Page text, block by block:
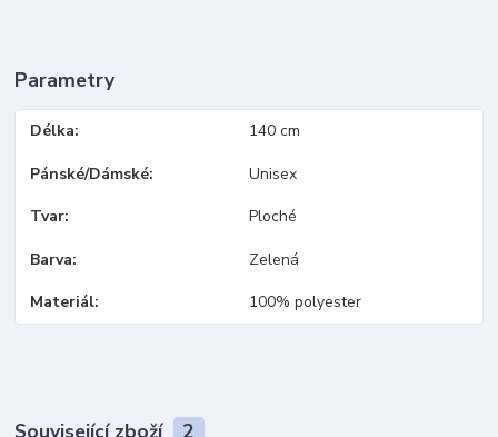
Parametry
Délka 140 cm
Pánské/Dámské Unisex
Tvar Ploché
Barva Zelená
Materiál 100% polyester
Související zboží 2